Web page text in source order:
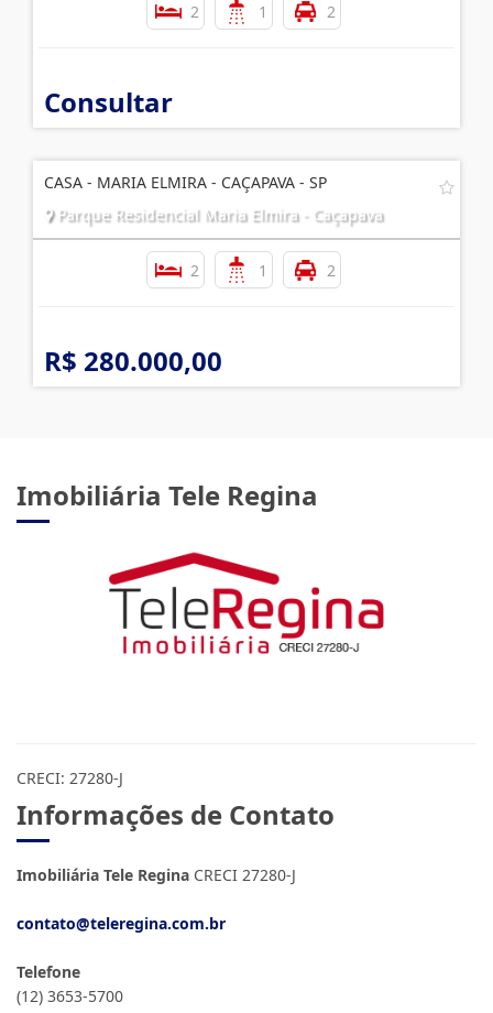
2 1 2
Consultar
CASA - MARIA ELMIRA - CAÇAPAVA - SP
Parque Residencial Maria Elmira - Caçapava
2 1 2
R$ 280.000,00
Imobiliária Tele Regina
CRECI: 27280-J
Informações de Contato
Imobiliária Tele Regina CRECI 27280-J
contato@teleregina.com.br
Telefone
(12) 3653-5700